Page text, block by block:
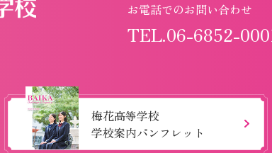
お電話でのお問い合わせ
TEL.06-6852-
梅花高等学校
学校案内パンフレット